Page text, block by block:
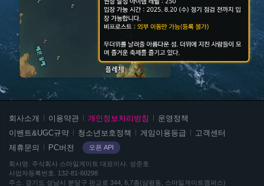
회사소개 이용약관 개인정보처리방침
운영정책
이벤트&UGC규약
청소년보호정책 게임이용등급
고객센터
제휴문의
PC버전 오픈 API
회사명 주식회사 스마일게이트 대표이사 성준호
사업자등록번호
132-81-60298
주소
경기도 성남시 분당구 판교로 344, 6,7층(삼평동, 스마일게이트캠퍼스)